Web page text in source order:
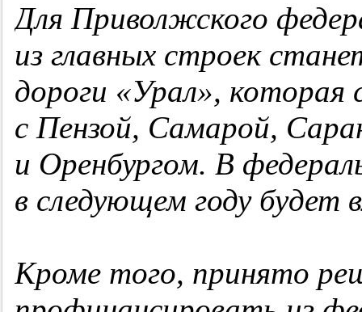
Для Приволжского
из главных строек
дороги «Урал»,
с Пензой, Самарой,
и Оренбургом. В
в следующем году будет
Кроме того, принято